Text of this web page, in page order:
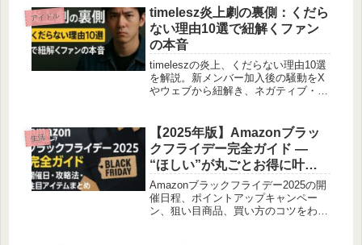
7月19日時点）。
アイドル
timelesz炎上劇の裏側：くだら
ない理由10選で紐解くファン
の本音
timeleszの炎上、くだらない理由10選
を解説。新メンバー加入後の騒動をX
やウェブから紐解き、ネガティブ・ポ
生活
【2025年版】Amazonブラッ
クフライデー完全ガイド —
“ほしい”が丸ごとお得に叶う
11日間
Amazonブラックフライデー2025の開
催日程、ポイントアップキャンペー
ン、狙い目商品、買い方のコツをわか